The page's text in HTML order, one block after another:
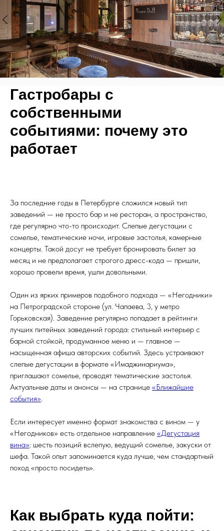
Гастробары с
собственными
событиями: почему это
работает
За последние годы в Петербурге сложился новый тип
заведений — не просто бар и не ресторан, а пространство,
где регулярно что-то происходит. Слепые дегустации с
сомелье, тематические ночи, игровые застолья, камерные
концерты. Такой досуг не требует бронировать билет за
месяц и не предполагает строгого дресс-кода — пришли,
хорошо провели время, ушли довольными.
Один из ярких примеров подобного подхода — «Негодники»
на Петроградской стороне (ул. Чапаева, 3, у метро
Горьковская). Заведение регулярно попадает в рейтинги
лучших питейных заведений города: стильный интерьер с
барной стойкой, продуманное меню и — главное —
насыщенная афиша авторских событий. Здесь устраивают
слепые дегустации в формате «Имаджинариума»,
приглашают сомелье, проводят тематические застолья.
Актуальные даты и анонсы — на странице «Ближайшие
события».
Если интересует именно формат знакомства с вином — у
«Негодников» есть отдельное направление «Дегустация
вина»: шесть позиций вслепую, ведущий сомелье, закуски от
шефа. Такой опыт запоминается куда лучше, чем стандартный
поход «просто посидеть».
Как выбрать куда пойти: